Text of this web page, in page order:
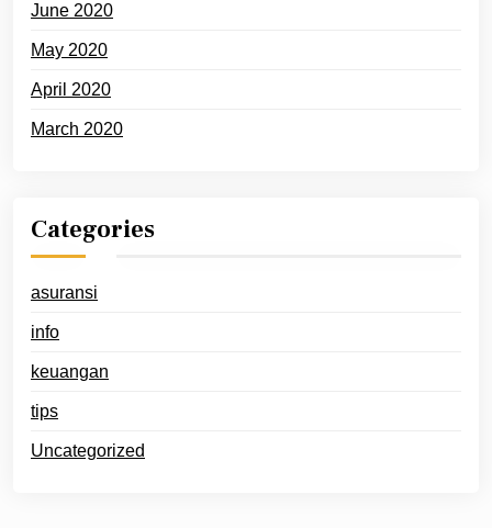
June 2020
May 2020
April 2020
March 2020
Categories
asuransi
info
keuangan
tips
Uncategorized